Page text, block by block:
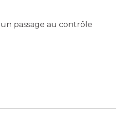
passage au contrôle